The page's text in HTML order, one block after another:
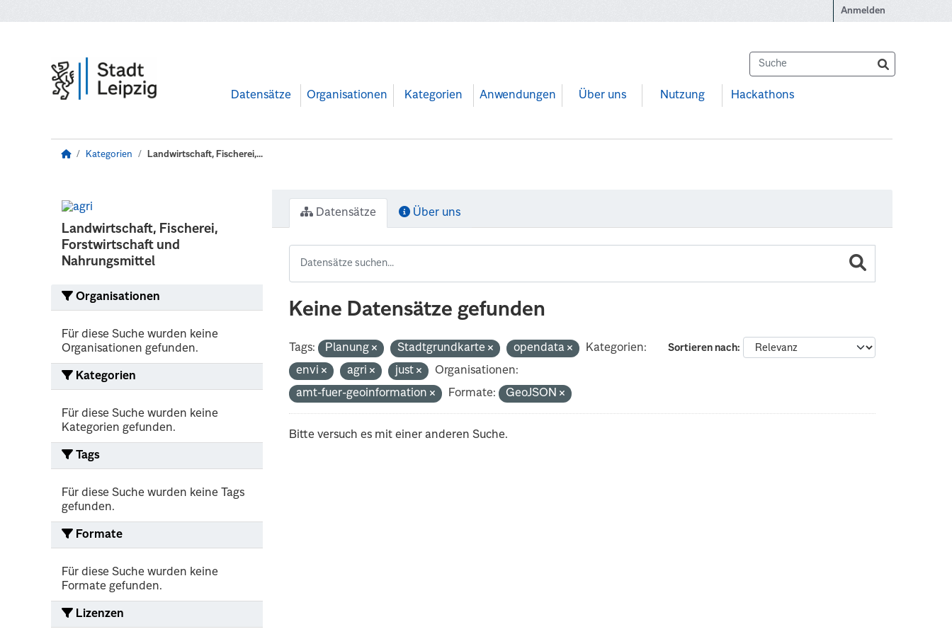
Anmelden
Datensätze Organisationen Kategorien Anwendungen Über uns Nutzung Hackathons
Kategorien Landwirtschaft, Fischerei,...
Landwirtschaft, Fischerei,
Forstwirtschaft und
Nahrungsmittel
Organisationen
Für diese Suche wurden keine
Organisationen gefunden.
Kategorien
Für diese Suche wurden keine
Kategorien gefunden.
Tags
Für diese Suche wurden keine Tags
gefunden.
Formate
Für diese Suche wurden keine
Formate gefunden.
Lizenzen
Datensätze Über uns
Keine Datensätze gefunden
Sortieren nach
Tags: Planung Stadtgrundkarte opendata
Kategorien:
envi
agri just
Organisationen:
amt-fuer-geoinformation
Formate: GeoJSON
Bitte versuch es mit einer anderen Suche.